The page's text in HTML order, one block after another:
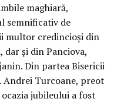
maghiară,
semnificativ de
multor credincioşi din
şi din Panciova,
Din partea Bisericii
Andrei Turcoane, preot
jubileului a fost